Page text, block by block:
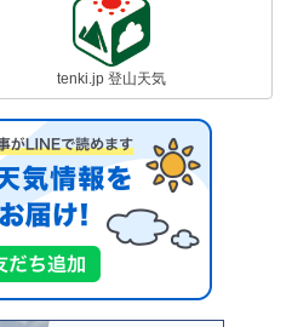
tenki.jp 登山天気